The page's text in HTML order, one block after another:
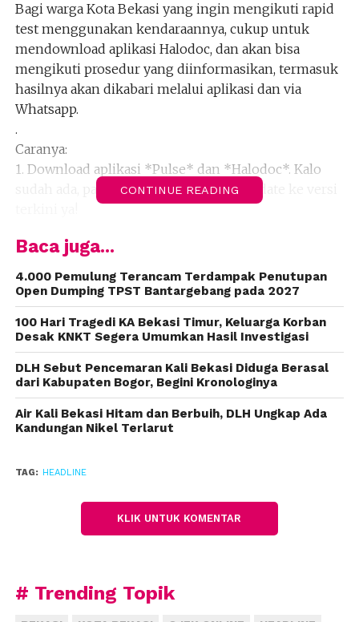
Bagi warga Kota Bekasi yang ingin mengikuti rapid
test menggunakan kendaraannya, cukup untuk
mendownload aplikasi Halodoc, dan akan bisa
mengikuti prosedur yang diinformasikan, termasuk
hasilnya akan dikabari melalui aplikasi dan via
Whatsapp.
.
Caranya:
1. Download aplikasi *Pulse* dan *Halodoc*. Kalo
sudah ada, pastikan keduanya sudah update ke versi
2. Buka aplikasi *Pulse* dan klik banner “Tes Cepat
Covid-19 Gratis”
3. Copy kode kupon dan klik “Lanjutkan
pendaftaran”. Anda akan langsung diarahkan ke
aplikasi *Halodoc*
4. Pilih lokasi drive thru rapid test Bekasi, GOR
Patriot Chandrabaga
5. PIlih jadwal tes yang tersedia
6. Masukkan kode kupon di tahap pembayaran.
Pendaftaran berhasil! Tunggu pesanan
terkonfirmasi sebelum berangkat ke lokasi tes ya!
panjang karena sistemnya menggunakan drive thru,
CONTINUE READING
Baca juga...
4.000 Pemulung Terancam Terdampak Penutupan
Open Dumping TPST Bantargebang pada 2027
100 Hari Tragedi KA Bekasi Timur, Keluarga Korban
Desak KNKT Segera Umumkan Hasil Investigasi
DLH Sebut Pencemaran Kali Bekasi Diduga Berasal
dari Kabupaten Bogor, Begini Kronologinya
Air Kali Bekasi Hitam dan Berbuih, DLH Ungkap Ada
Kandungan Nikel Terlarut
TAG: HEADLINE
KLIK UNTUK KOMENTAR
# Trending Topik